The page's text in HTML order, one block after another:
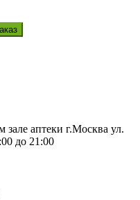
зале аптеки г.Москва ул.
до 21:00